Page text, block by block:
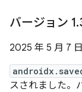
バージョン 1.
2025 年 5 月 7 日
スされました。